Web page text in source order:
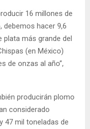
16 millones de
debemos hacer 9,6
plata más grande del
(en México)
de onzas al año”,
producirán plomo
considerado
47 mil toneladas de